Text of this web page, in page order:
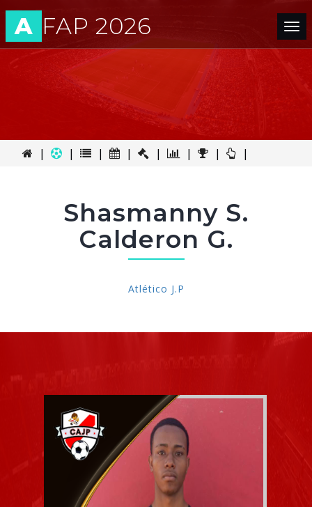
A FAP 2026
| | | | | | | |
Shasmanny S.
Calderon G.
Atlético J.P